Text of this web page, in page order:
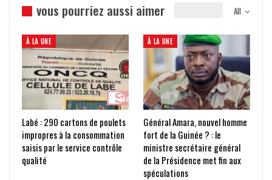
All
vous pourriez aussi aimer
À LA UNE
Labé : 290 cartons de poulets
impropres à la consommation
saisis par le service contrôle
qualité
À LA UNE
Général Amara, nouvel homme
fort de la Guinée ? : le
ministre secrétaire général
de la Présidence met fin aux
spéculations